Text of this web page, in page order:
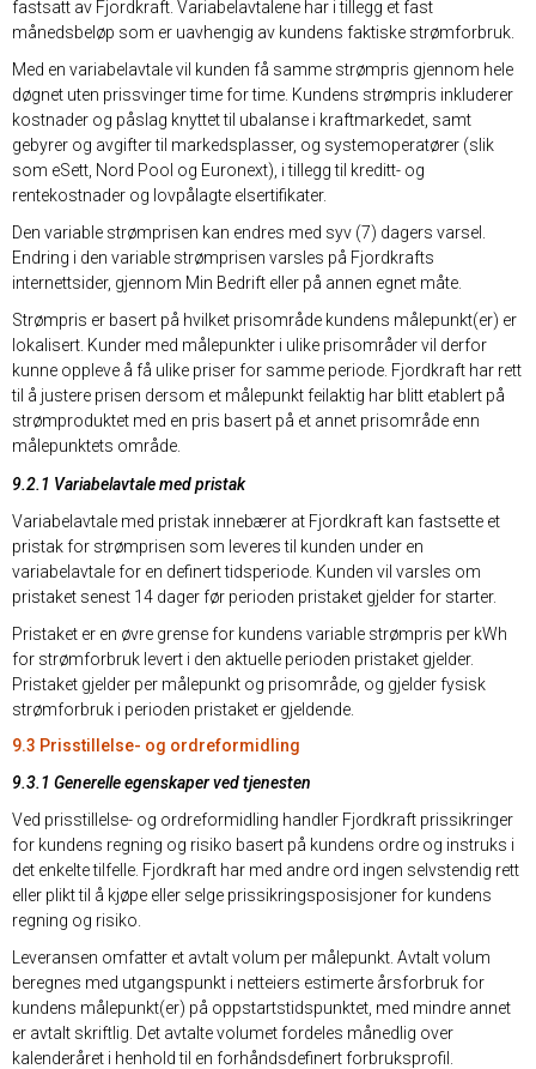
fastsatt av Fjordkraft. Variabelavtalene har i tillegg et fast
månedsbeløp som er uavhengig av kundens faktiske strømforbruk.
Med en variabelavtale vil kunden få samme strømpris gjennom hele
døgnet uten prissvinger time for time. Kundens strømpris inkluderer
kostnader og påslag knyttet til ubalanse i kraftmarkedet, samt
gebyrer og avgifter til markedsplasser, og systemoperatører (slik
som eSett, Nord Pool og Euronext), i tillegg til kreditt- og
rentekostnader og lovpålagte elsertifikater.
Den variable strømprisen kan endres med syv (7) dagers varsel.
Endring i den variable strømprisen varsles på Fjordkrafts
internettsider, gjennom Min Bedrift eller på annen egnet måte.
Strømpris er basert på hvilket prisområde kundens målepunkt(er) er
lokalisert. Kunder med målepunkter i ulike prisområder vil derfor
kunne oppleve å få ulike priser for samme periode. Fjordkraft har rett
til å justere prisen dersom et målepunkt feilaktig har blitt etablert på
strømproduktet med en pris basert på et annet prisområde enn
målepunktets område.
9.2.1 Variabelavtale med pristak
Variabelavtale med pristak innebærer at Fjordkraft kan fastsette et
pristak for strømprisen som leveres til kunden under en
variabelavtale for en definert tidsperiode. Kunden vil varsles om
pristaket senest 14 dager før perioden pristaket gjelder for starter.
Pristaket er en øvre grense for kundens variable strømpris per kWh
for strømforbruk levert i den aktuelle perioden pristaket gjelder.
Pristaket gjelder per målepunkt og prisområde, og gjelder fysisk
strømforbruk i perioden pristaket er gjeldende.
9.3 Prisstillelse- og ordreformidling
9.3.1 Generelle egenskaper ved tjenesten
Ved prisstillelse- og ordreformidling handler Fjordkraft prissikringer
for kundens regning og risiko basert på kundens ordre og instruks i
det enkelte tilfelle. Fjordkraft har med andre ord ingen selvstendig rett
eller plikt til å kjøpe eller selge prissikringsposisjoner for kundens
regning og risiko.
Leveransen omfatter et avtalt volum per målepunkt. Avtalt volum
beregnes med utgangspunkt i netteiers estimerte årsforbruk for
kundens målepunkt(er) på oppstartstidspunktet, med mindre annet
er avtalt skriftlig. Det avtalte volumet fordeles månedlig over
kalenderåret i henhold til en forhåndsdefinert forbruksprofil.